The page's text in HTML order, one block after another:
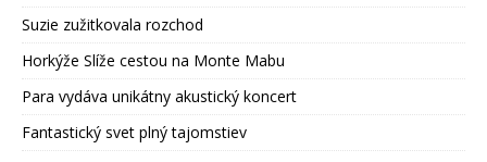
Suzie zužitkovala rozchod
Horkýže Slíže cestou na Monte Mabu
Para vydáva unikátny akustický koncert
Fantastický svet plný tajomstiev